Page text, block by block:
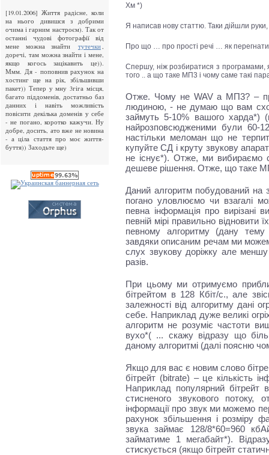
[19.01.2006] Життя радісне, коли
на нього дивишся з добрими
очима і гарним настроєм). Так от
останні чудові фотографії від
мене можна знайти
тутечки,
доречі, там можна знайти і мене,
якщо когось зацікавить це)).
Ммм. Дя - поповнив рахунок на
хостинг ще на рік, збільшивши
пакет)) Тепер у мну 3гіга місця,
багато піддоменів, достатньо баз
данних і навіть можливість
повісити декілька доменів у себе
- не погано, коротко кажучи. Ну
добре, досить, ато вже не новина
- а ціла стаття про моє життя-
буття)) Заходьте ще)
Хм *)
Я написав нову статтю. Таки дійшли
Про що … про прості речі … як
Спершу, ніж розбиратися з
того .. а що таке МП3 і чому саме такі
Отже. Чому не WAV а МП3? –
людиною, - не думаю що вам
займуть 5-10% вашого харда*)
найрозповсюдженими були 60-
настільки меломан що не
купуйте СД і круту звукову
не існує*). Отже, ми вибираємо
дешеве рішення. Отже, що таке
Даний алгоритм побудований на
погано уловлюємо чи взагалі
певна інформація про вирізані
певній мірі правильно
певному алгоритму (дану
завдяки описаним речам ми
слух звукову доріжку але
разів.
При цьому ми отримуємо
бітрейтом в 128 Кбіт/с., але
залежності від алгоритму дані
себе. Наприклад дуже великі
алгоритм не розуміє частоти
вухо*( ... скажу відразу що
даному алгоритмі (далі поясню
Якщо для вас є новим слово
бітрейт (bitrate) – це кількість
Наприклад популярний бітрейт
стисненого звукового
інформації про звук ми можемо
рахунок збільшення і розміру
звука займає 128/8*60=960
займатиме 1 мегабайт*).
стискується (якщо бітрейт